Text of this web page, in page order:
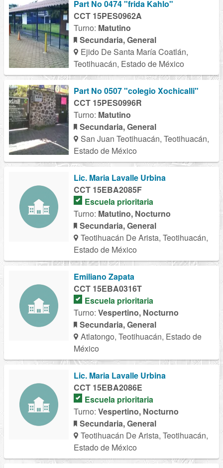
Part No 0474 "frida Kahlo"
CCT 15PES0962A
Turno: Matutino
Secundaria, General
Ejido De Santa María Coatlán,
Teotihuacán, Estado de México
Part No 0507 "colegio Xochicalli"
CCT 15PES0996R
Turno: Matutino
Secundaria, General
San Juan Teotihuacán, Teotihuacán,
Estado de México
Lic. Maria Lavalle Urbina
CCT 15EBA2085F
Escuela prioritaria
Turno: Matutino, Nocturno
Secundaria, General
Teotihuacán De Arista, Teotihuacán,
Estado de México
Emiliano Zapata
CCT 15EBA0316T
Escuela prioritaria
Turno: Vespertino, Nocturno
Secundaria, General
Atlatongo, Teotihuacán, Estado de
México
Lic. Maria Lavalle Urbina
CCT 15EBA2086E
Escuela prioritaria
Turno: Vespertino, Nocturno
Secundaria, General
Teotihuacán De Arista, Teotihuacán,
Estado de México